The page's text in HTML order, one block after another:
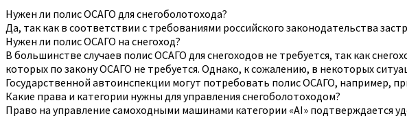
Нужен ли полис ОСАГО для снегоболотохода?
Да, так как в соответствии с требованиями российского законодательства
Нужен ли полис ОСАГО на снегоход?
В большинстве случаев полис ОСАГО для снегоходов не требуется, так как
которых по закону ОСАГО не требуется. Однако, к сожалению, в некоторых
Государственной автоинспекции могут потребовать полис ОСАГО, например,
Какие права и категории нужны для управления снегоболотоходом?
Право на управление самоходными машинами категории «AI» подтверждается